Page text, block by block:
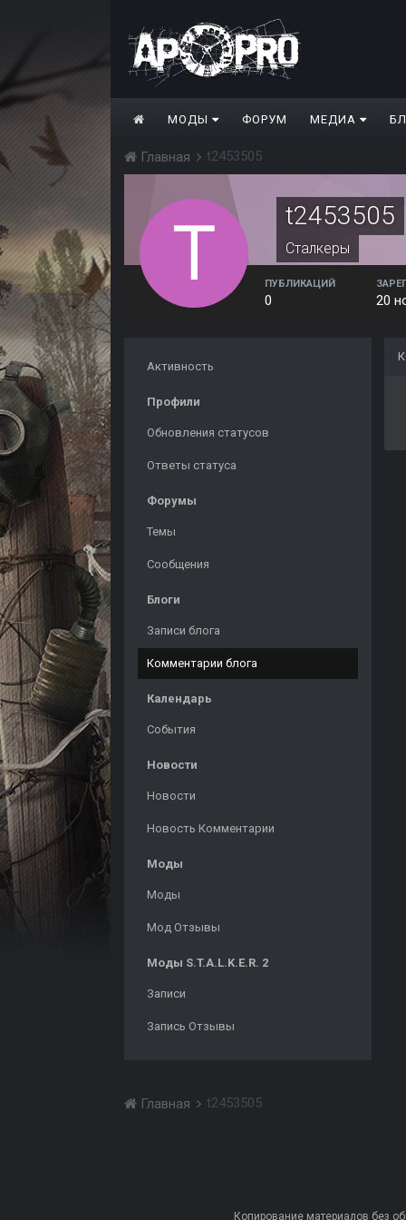
МОДЫ ФОРУМ МЕДИА
Главная t2453505
t2453505
Сталкеры
ПУБЛИКАЦИЙ
0 20
Активность
Профили
Обновления статусов
Ответы статуса
Форумы
Темы
Сообщения
Блоги
Записи блога
Комментарии блога
Календарь
События
Новости
Новости
Новость Комментарии
Моды
Моды
Мод Отзывы
Моды S.T.A.L.K.E.R. 2
Записи
Запись Отзывы
Главная t2453505
Копирование материалов без